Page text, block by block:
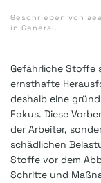
Geschrieben von
in General.
Gefährliche Stoffe
ernsthafte
deshalb eine
Fokus. Diese
der Arbeiter,
schädlichen
Stoffe vor dem
Schritte und